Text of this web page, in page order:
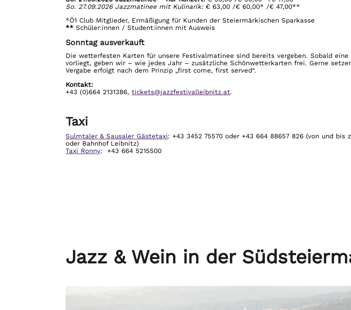
So. 27.09.2026 Jazzmatinee mit Kulinarik:€ 63,00 /€ 60,00* /€ 47,00**
*Ö1 Club Mitglieder, Ermäßigung für Kunden der Steiermärkischen Sparkasse
** Schüler:innen / Student:innen mit Ausweis
Sonntag ausverkauft
Die wetterfesten Karten für unsere Festivalmatinee sind bereits vergeben. Sobald eine
vorliegt, geben wir – wie jedes Jahr – zusätzliche Schönwetterkarten frei. Gerne
Vergabe erfolgt nach dem Prinzip „first come, first served“.
Kontakt:
+43 (0)664 2131386,tickets@jazzfestivalleibnitz.at.
Taxi
Sulmtaler & Sausaler Gästetaxi: +43 3452 75570 oder +43 664 88657 826 (von und bis
oder Bahnhof Leibnitz)
Taxi Ronny: +43 664 5215500
Jazz & Wein in der